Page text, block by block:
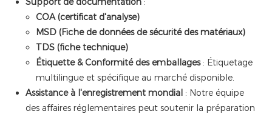
COA (certificat d'analyse)
MSD (Fiche de données de sécurité des matériaux)
TDS (fiche technique)
Étiquette & Conformité des emballages : Étiquetage
multilingue et spécifique au marché disponible.
Assistance à l'enregistrement mondial : Notre équipe
des affaires réglementaires peut soutenir la préparation